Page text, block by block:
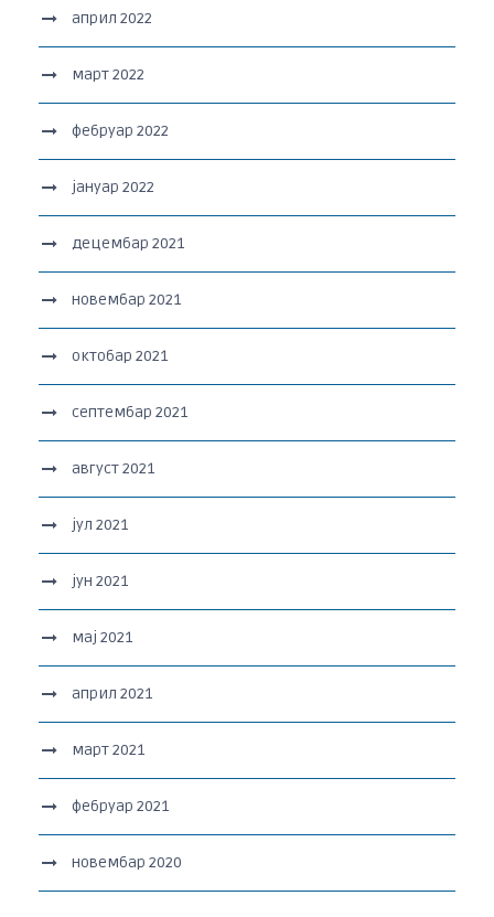
април 2022
март 2022
фебруар 2022
јануар 2022
децембар 2021
новембар 2021
октобар 2021
септембар 2021
август 2021
јул 2021
јун 2021
мај 2021
април 2021
март 2021
фебруар 2021
новембар 2020